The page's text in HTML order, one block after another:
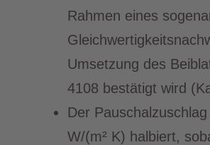
Rahmen eines
Umsetzung des
4108 bestätigt wird
Der
W/(m² K) halbiert,